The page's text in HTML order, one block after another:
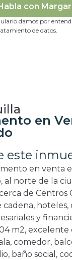
con
damos por
de datos.
en
este
en venta
al norte de la
de Centros
cadena, hoteles,
y
m2, excelente
comedor,
baño social,